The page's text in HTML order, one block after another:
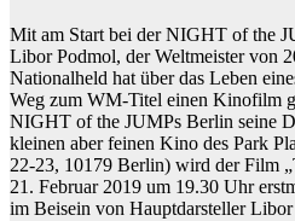
Mit am Start bei der NIGHT of the
Libor Podmol, der Weltmeister von
Nationalheld hat über das Leben
Weg zum WM-Titel einen Kinofilm
NIGHT of the JUMPs Berlin seine
kleinen aber feinen Kino des Park
22-23, 10179 Berlin) wird der Film
21. Februar 2019 um 19.30 Uhr
im Beisein von Hauptdarsteller